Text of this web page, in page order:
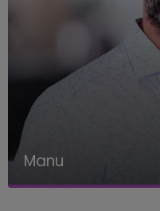
Manu
Journaliste